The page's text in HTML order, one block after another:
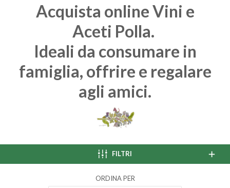
Acquista online Vini e
Aceti Polla.
Ideali da consumare in
famiglia, offrire e regalare
agli amici.
FILTRI
ORDINA PER